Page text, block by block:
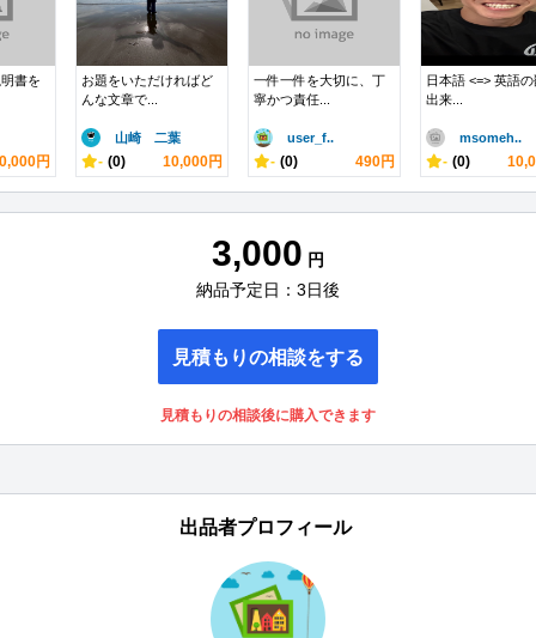
書を
円
お題をいただければど
んな文章で...
山崎 二葉
- (0) 10,000円
一件一件を大切に、丁
寧かつ責任...
user_f..
- (0) 490円
日本語 <=> 英語
出来...
msomeh..
- (0)
3,000 円
納品予定日：3日後
見積もりの相談をする
見積もりの相談後に購入できます
出品者プロフィール